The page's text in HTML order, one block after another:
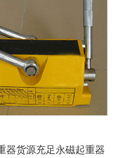
器货源充足永磁起重器